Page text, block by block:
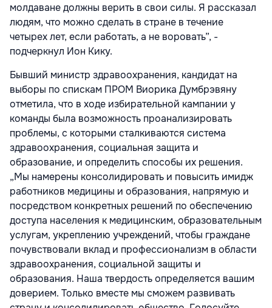
молдаване должны верить в свои силы. Я рассказал
людям, что можно сделать в стране в течение
четырех лет, если работать, а не воровать”, -
подчеркнул Ион Кику.
Бывший министр здравоохранения, кандидат на
выборы по спискам ПРОМ Виорика Думбрэвяну
отметила, что в ходе избирательной кампании у
команды была возможность проанализировать
проблемы, с которыми сталкиваются система
здравоохранения, социальная защита и
образование, и определить способы их решения.
„Мы намерены консолидировать и повысить имидж
работников медицины и образования, напрямую и
посредством конкретных решений по обеспечению
доступа населения к медицинским, образовательным
услугам, укреплению учреждений, чтобы граждане
почувствовали вклад и профессионализм в области
здравоохранения, социальной защиты и
образования. Наша твердость определяется вашим
доверием. Только вместе мы сможем развивать